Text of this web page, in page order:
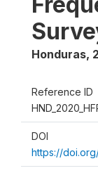
Honduras,
Reference ID
DOI
https://